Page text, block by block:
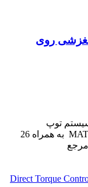
روی
توپ
مغناطیسی(MBSS) در محیط نرم افزار MATLAB به همراه 26